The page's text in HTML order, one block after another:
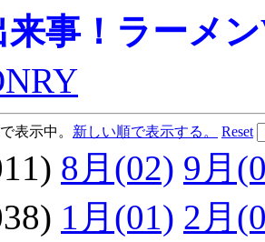
事！ラーメ
表示中。 新しい順で表示する。 Reset
8月(02) 9月
1月(01) 2月